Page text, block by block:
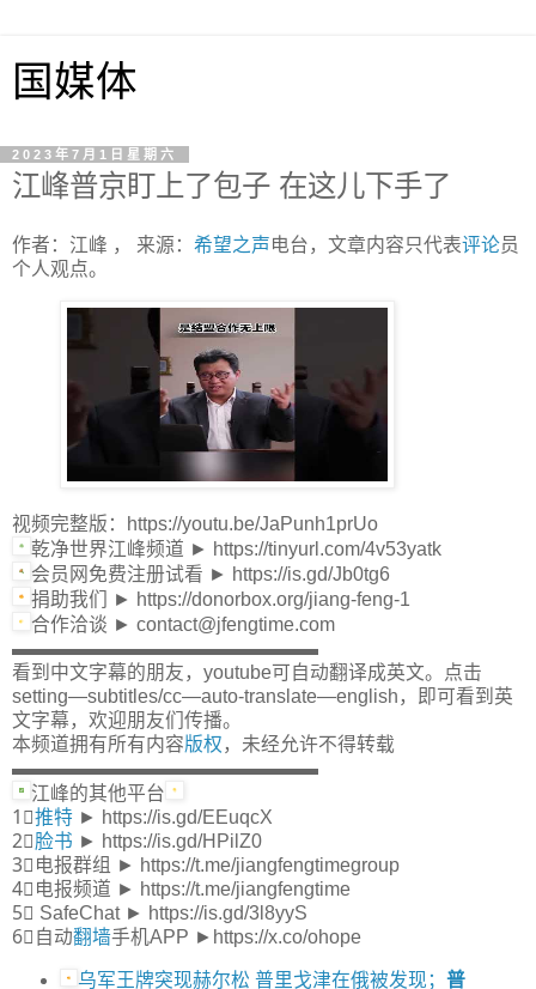
国媒体
2023年7月1日星期六
江峰普京盯上了包子 在这儿下手了
作者：江峰 ， 来源： 希望之声电台，文章内容只代表评论员
个人观点。
视频完整版：https://youtu.be/JaPunh1prUo
乾净世界江峰频道 ► https://tinyurl.com/4v53yatk
会员网免费注册试看 ► https://is.gd/Jb0tg6
捐助我们 ► https://donorbox.org/jiang-feng-1
合作洽谈 ► contact@jfengtime.com
▬▬▬▬▬▬▬▬▬▬▬▬▬▬▬▬
看到中文字幕的朋友，youtube可自动翻译成英文。点击
setting—subtitles/cc—auto-translate—english，即可看到英
文字幕，欢迎朋友们传播。
本频道拥有所有内容版权，未经允许不得转载
▬▬▬▬▬▬▬▬▬▬▬▬▬▬▬▬
江峰的其他平台
1⃣推特 ► https://is.gd/EEuqcX
2⃣脸书 ► https://is.gd/HPilZ0
3⃣电报群组 ► https://t.me/jiangfengtimegroup
4⃣电报频道 ► https://t.me/jiangfengtime
5⃣ SafeChat ► https://is.gd/3l8yyS
6⃣自动翻墙手机APP ►https://x.co/ohope
乌军王牌突现赫尔松 普里戈津在俄被发现；普